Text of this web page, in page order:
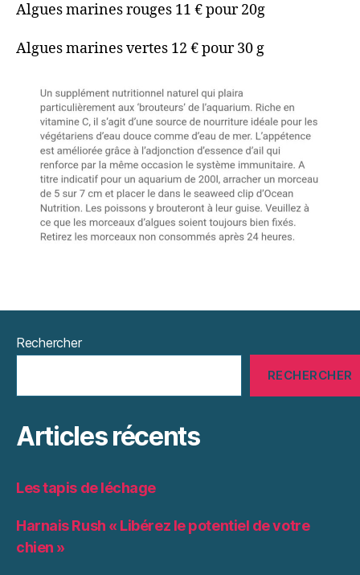
Algues marines rouges 11 € pour 20g
Algues marines vertes 12 € pour 30 g
Rechercher
RECHERCHER
Articles récents
Les tapis de léchage
Harnais Rush « Libérez le potentiel de votre
chien »